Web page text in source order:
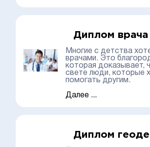
Диплом врача
Многие с детства
врачами. Это
которая доказывает,
свете люди, которые
помогать другим.
Далее ...
Диплом